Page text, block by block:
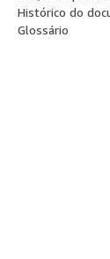
Histórico do
Glossário